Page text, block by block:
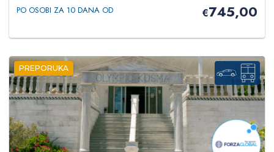
PO OSOBI ZA 10 DANA OD €745,00
PREPORUKA